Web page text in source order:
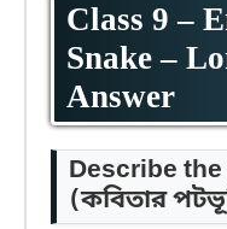
Class 9 –
Snake –
Answer
Describe
(কবিতার